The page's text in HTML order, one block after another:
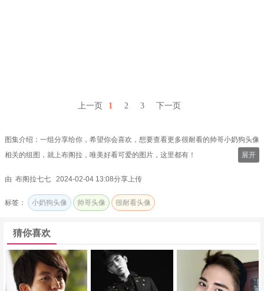
上一页 1 2 3 下一页
图集介绍：一组分享给你，希望你会喜欢，想要查看更多很耐看的帅哥小奶狗头像
相关的组图，就上布阁拉，唯美好看可爱的图片，这里都有！
展开
由 布阁拉七七 2024-02-04 13:08分享上传
标签： 小奶狗头像 帅哥头像 很耐看头像
猜你喜欢